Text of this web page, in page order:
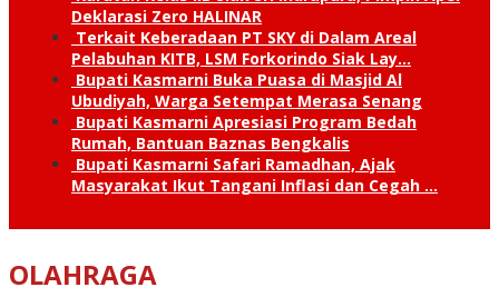
Deklarasi Zero HALINAR
Terkait Keberadaan PT SKY di Dalam Areal
Pelabuhan KITB, LSM Forkorindo Siak Lay…
Bupati Kasmarni Buka Puasa di Masjid Al
Ubudiyah, Warga Setempat Merasa Senang
Bupati Kasmarni Apresiasi Program Bedah
Rumah, Bantuan Baznas Bengkalis
Bupati Kasmarni Safari Ramadhan, Ajak
Masyarakat Ikut Tangani Inflasi dan Cegah …
OLAHRAGA